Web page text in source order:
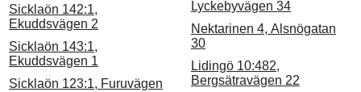
Sicklaön 142:1,
Ekuddsvägen 2
Sicklaön 143:1,
Ekuddsvägen 1
Sicklaön 123:1, Furuvägen
Lyckebyvägen 34
Nektarinen 4, Alsnögatan
30
Lidingö 10:482,
Bergsätravägen 22